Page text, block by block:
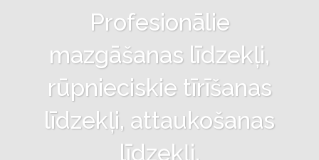
Profesionālie
mazgāšanas līdzekļi,
rūpnieciskie tīrīšanas
līdzekļi, attaukošanas
līdzekļi,